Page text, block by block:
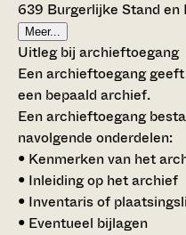
639 Burgerlijke Stand en
Meer...
Uitleg bij archieftoegang
Een archieftoegang
een bepaald archief.
Een archieftoegang
navolgende onderdelen:
• Kenmerken van het
• Inleiding op het archief
• Inventaris of
• Eventueel bijlagen